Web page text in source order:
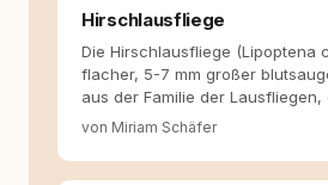
und der Schweiz. Meine
Hund versteht, trifft
für ein Zusammenleben,
Hirschlausfliege
Die Hirschlausfliege (Lipoptena
flacher, 5-7 mm großer
aus der Familie der
von Miriam Schäfer